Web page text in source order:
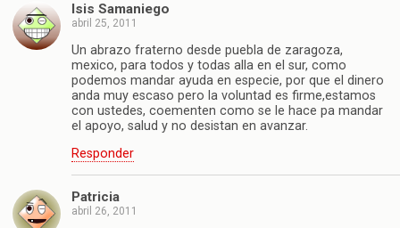
Isis Samaniego
abril 25, 2011
Un abrazo fraterno desde puebla de zaragoza,
mexico, para todos y todas alla en el sur, como
podemos mandar ayuda en especie, por que el dinero
anda muy escaso pero la voluntad es firme,estamos
con ustedes, coementen como se le hace pa mandar
el apoyo, salud y no desistan en avanzar.
Responder
Patricia
abril 26, 2011